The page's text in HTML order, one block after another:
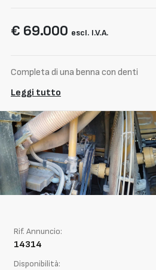
€ 69.000 escl. I.V.A.
Completa di una benna con denti
Leggi tutto
Rif. Annuncio:
14314
Disponibilità: